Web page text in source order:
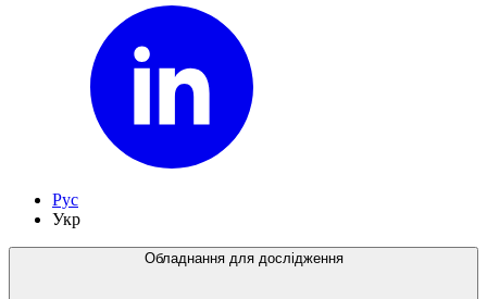
Рус
Укр
Обладнання для дослідження